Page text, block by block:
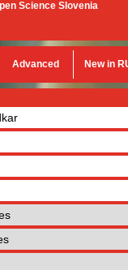
Science Slovenia
Advanced New in